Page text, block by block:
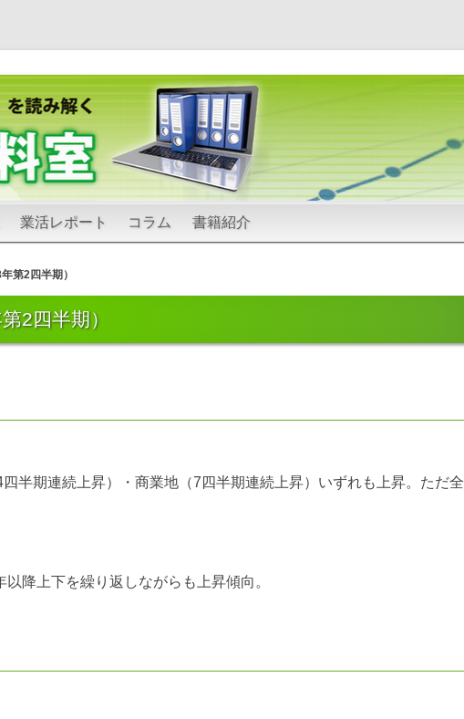
ン
テ
ス
プ
業活レポート コラム 書籍紹介
第2四半期）
2四半期）
半期連続上昇）・商業地（7四半期連続上昇）いずれも上昇。ただ全
降上下を繰り返しながらも上昇傾向。